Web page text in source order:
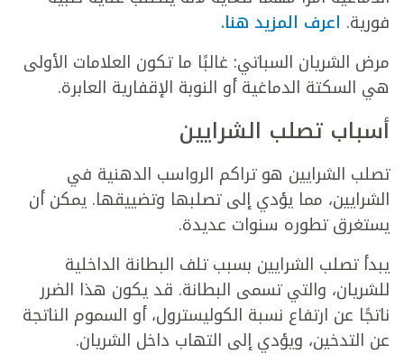
فورية. اعرف المزيد هنا.
مرض الشريان السباتي: غالبًا ما تكون العلامات الأولى
هي السكتة الدماغية أو النوبة الإقفارية العابرة.
أسباب تصلب الشرايين
تصلب الشرايين هو تراكم الرواسب الدهنية في
الشرايين، مما يؤدي إلى تصلبها وتضييقها. يمكن أن
يستغرق تطوره سنوات عديدة.
يبدأ تصلب الشرايين بسبب تلف البطانة الداخلية
للشريان، والتي تسمى البطانة. قد يكون هذا الضرر
ناتجًا عن ارتفاع نسبة الكوليسترول، أو السموم الناتجة
عن التدخين، ويؤدي إلى التهاب داخل الشريان.